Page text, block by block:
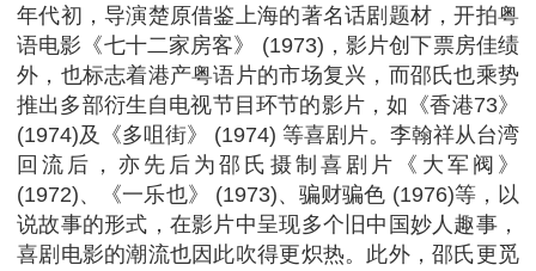
年代初，导演楚原借鉴上海的著名话剧题材，开拍粤
语电影《七十二家房客》 (1973)，影片创下票房佳绩
外，也标志着港产粤语片的市场复兴，而邵氏也乘势
推出多部衍生自电视节目环节的影片，如《香港73》
(1974)及《多咀街》 (1974) 等喜剧片。李翰祥从台湾
回流后，亦先后为邵氏摄制喜剧片《大军阀》
(1972)、《一乐也》 (1973)、骗财骗色 (1976)等，以
说故事的形式，在影片中呈现多个旧中国妙人趣事，
喜剧电影的潮流也因此吹得更炽热。此外，邵氏更觅